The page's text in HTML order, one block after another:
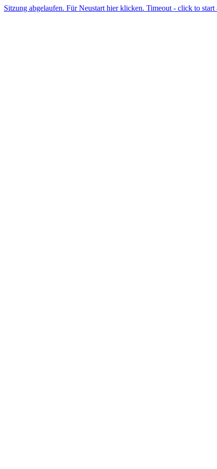
Sitzung abgelaufen. Für Neustart hier klicken. Timeout - click to start